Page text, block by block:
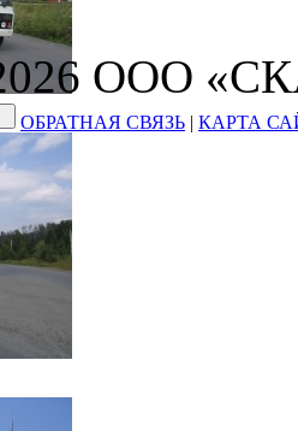
ООО
ОБРАТНАЯ СВЯЗЬ | КАРТА